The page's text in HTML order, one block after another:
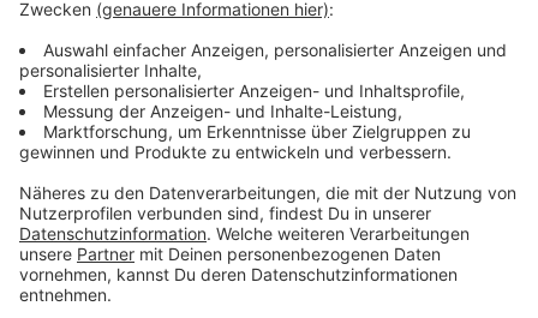
Prise Salz
1 Ei Größe L
6 EL Maisstärke
Saft und abgeriebene Schale von 1 Limette
10 Basilikumblätter fein geschnitten
100g Butter zum Bestreichen.
Anzeige